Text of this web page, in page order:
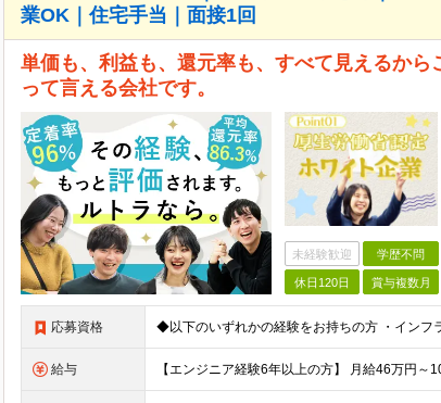
業OK｜住宅手当｜面接1回
単価も、利益も、還元率も、すべて見えるか
って言える会社です。
未経験歓迎 学歴不問
休日120日 賞与複数月
応募資格
給与